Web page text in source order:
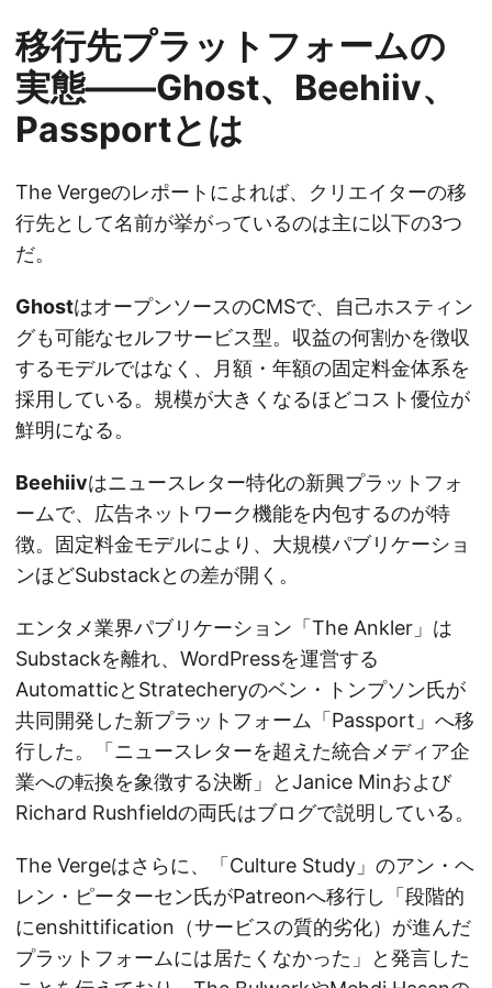
移行先プラットフォームの
実態——Ghost、Beehiiv、
Passportとは
The Vergeのレポートによれば、クリエイターの移
行先として名前が挙がっているのは主に以下の3つ
だ。
GhostはオープンソースのCMSで、自己ホスティン
グも可能なセルフサービス型。収益の何割かを徴収
するモデルではなく、月額・年額の固定料金体系を
採用している。規模が大きくなるほどコスト優位が
鮮明になる。
Beehiivはニュースレター特化の新興プラットフォ
ームで、広告ネットワーク機能を内包するのが特
徴。固定料金モデルにより、大規模パブリケーショ
ンほどSubstackとの差が開く。
エンタメ業界パブリケーション「The Ankler」は
Substackを離れ、WordPressを運営する
AutomatticとStratecheryのベン・トンプソン氏が
共同開発した新プラットフォーム「Passport」へ移
行した。「ニュースレターを超えた統合メディア企
業への転換を象徴する決断」とJanice Minおよび
Richard Rushfieldの両氏はブログで説明している。
The Vergeはさらに、「Culture Study」のアン・ヘ
レン・ピーターセン氏がPatreonへ移行し「段階的
にenshittification（サービスの質的劣化）が進んだ
プラットフォームには居たくなかった」と発言した